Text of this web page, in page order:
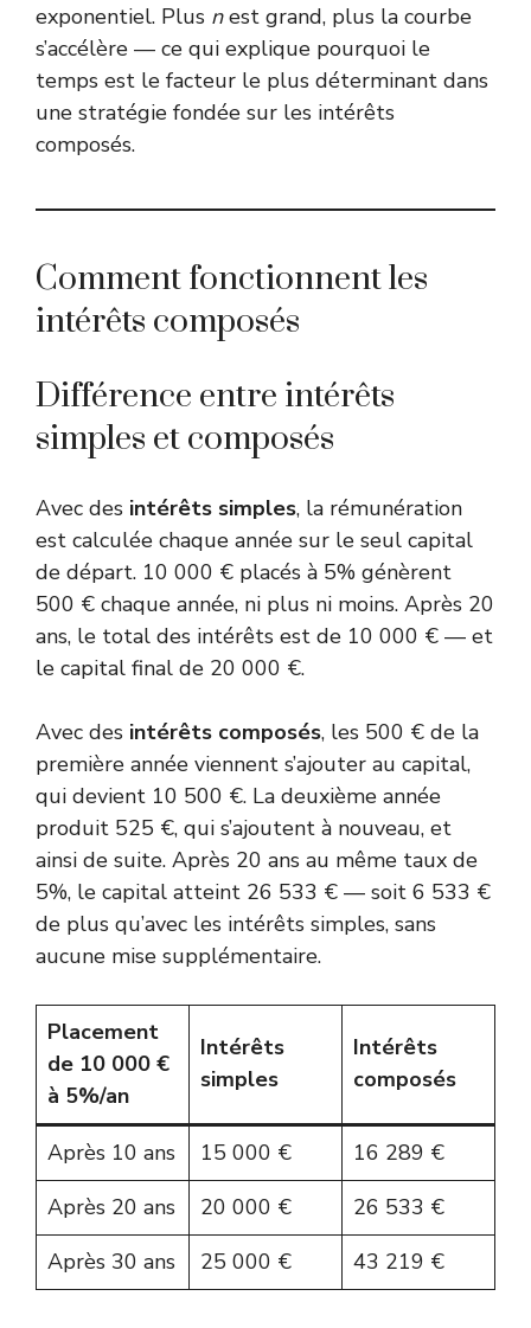
exponentiel. Plus nest grand, plus la courbe
s’accélère — ce qui explique pourquoi le
temps est le facteur le plus déterminant dans
une stratégie fondée sur les intérêts
composés.
Comment fonctionnent les
intérêts composés
Différence entre intérêts
simples et composés
Avec des intérêts simples, la rémunération
est calculée chaque année sur le seul capital
de départ. 10 000 € placés à 5% génèrent
500 € chaque année, ni plus ni moins. Après 20
ans, le total des intérêts est de 10 000 € — et
le capital final de 20 000 €.
Avec des intérêts composés, les 500 € de la
première année viennent s’ajouter au capital,
qui devient 10 500 €. La deuxième année
produit 525 €, qui s’ajoutent à nouveau, et
ainsi de suite. Après 20 ans au même taux de
5%, le capital atteint 26 533 € — soit 6 533 €
de plus qu’avec les intérêts simples, sans
aucune mise supplémentaire.
Placement
de 10 000 €
à 5%/an
Intérêts
simples
Intérêts
composés
Après 10 ans 15 000 €
16 289 €
Après 20 ans
20 000 €
26 533 €
Après 30 ans
25 000 € 43 219 €